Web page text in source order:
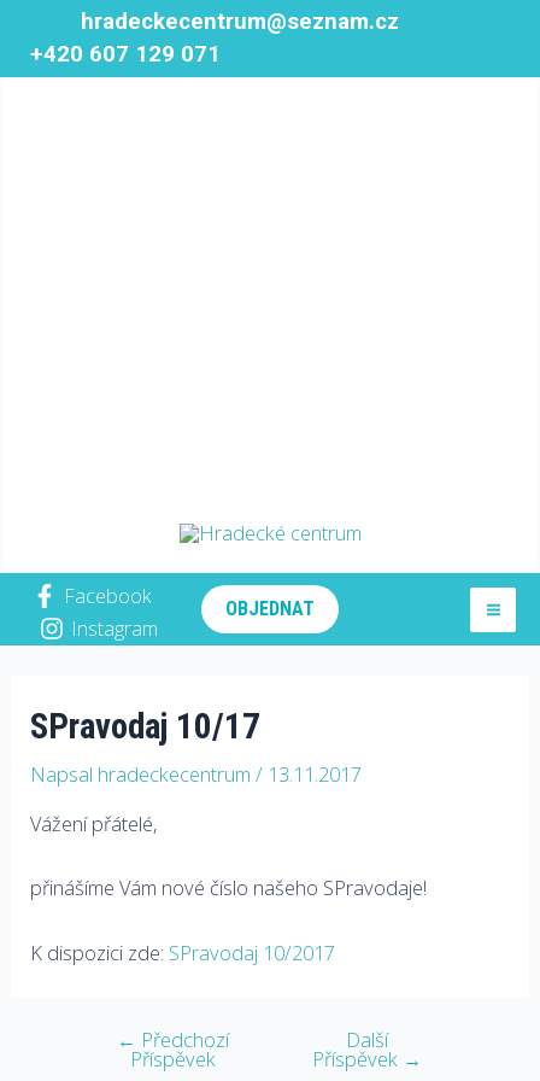
obsah
hradeckecentrum@seznam.cz
+420 607 129 071
Facebook
Instagram
OBJEDNAT
SPravodaj 10/17
Napsal hradeckecentrum/ 13.11.2017
Vážení přátelé,
přinášíme Vám nové číslo našeho SPravodaje!
K dispozici zde: SPravodaj 10/2017
Post
navigation
← Předchozí
Příspěvek
Další
Příspěvek →